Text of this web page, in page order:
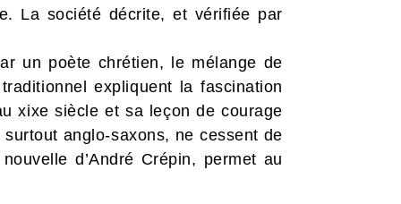
La société décrite, et vérifiée par
un poète chrétien, le mélange de
expliquent la fascination
xixe siècle et sa leçon de courage
anglo-saxons, ne cessent de
d’André Crépin, permet au